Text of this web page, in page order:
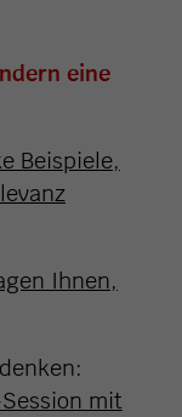
eine
Beispiele,
Ihnen,
mit